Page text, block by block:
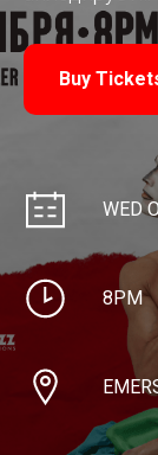
Buy
WED
8PM